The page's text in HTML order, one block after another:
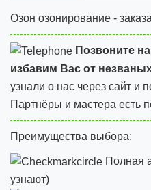
Озон озонирование -
Позвоните
избавим Вас от
узнали о нас через сайт и
Партнёры и мастера есть
Преимущества выбора:
Полная
узнают)